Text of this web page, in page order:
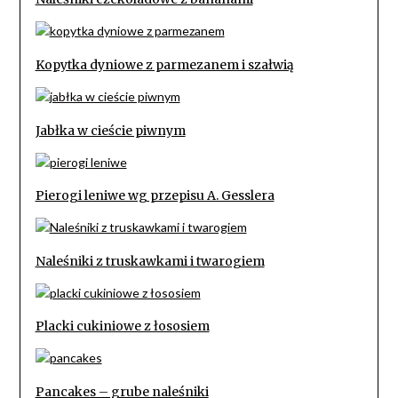
Kopytka dyniowe z parmezanem i szałwią
Jabłka w cieście piwnym
Pierogi leniwe wg przepisu A. Gesslera
Naleśniki z truskawkami i twarogiem
Placki cukiniowe z łososiem
Pancakes – grube naleśniki